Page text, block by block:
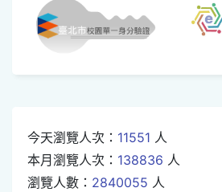
今天瀏覽人次： 11551 人
本月瀏覽人次： 138836 人
瀏覽人數： 2840055 人